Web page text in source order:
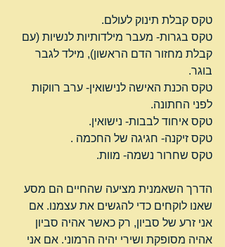
טקס קבלת תינוק לעולם.
טקס בגרות- מעבר מילדותיות לנשיות (עם
קבלת מחזור הדם הראשון), מילד לגבר
בוגר.
טקס הכנת האישה לנישואין- ערב רווקות
לפני החתונה.
טקס איחוד לבבות- נישואין.
טקס זיקנה- חגיגה של החכמה .
טקס שחרור נשמה- מוות.
הדרך השאמנית מציעה שהחיים הם מסע
שאנו לוקחים כדי להגשים את עצמנו. אם
אני זרע של סביון, רק כאשר אהיה סביון
אהיה מסופקת ושירי יהיה הרמוני. אם אני